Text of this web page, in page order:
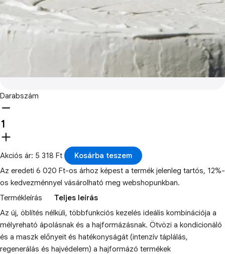
Darabszám
Akciós ár: 5 318 Ft
Kosárba teszem
Az eredeti 6 020 Ft-os árhoz képest a termék jelenleg tartós, 12%-
os kedvezménnyel vásárolható meg webshopunkban.
Termékleírás
Teljes leírás
Az új, öblítés nélküli, többfunkciós kezelés ideális kombinációja a
mélyreható ápolásnak és a hajformázásnak. Ötvözi a kondicionáló
és a maszk előnyeit és hatékonyságát (intenzív táplálás,
regenerálás és hajvédelem) a hajformázó termékek